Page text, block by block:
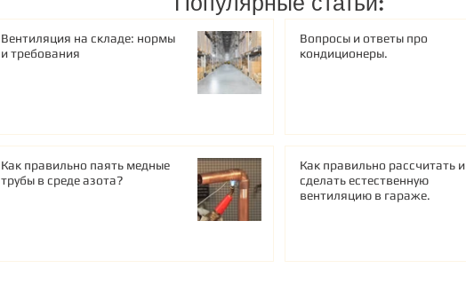
Вентиляция на складе: нормы
и требования
Вопросы и ответы про
кондиционеры.
Как правильно паять медные
трубы в среде азота?
Как правильно рассчитать и
сделать естественную
вентиляцию в гараже.